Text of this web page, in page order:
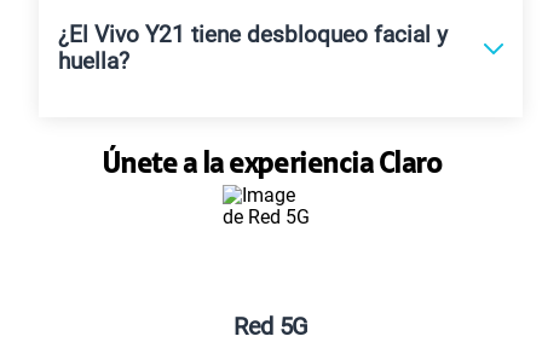
¿El Vivo Y21 tiene desbloqueo facial y
huella?
Únete a la experiencia Claro
Red 5G